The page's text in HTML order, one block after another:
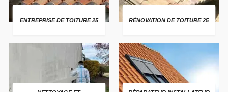
ENTREPRISE DE TOITURE 25 RÉNOVATION DE TOITURE 25